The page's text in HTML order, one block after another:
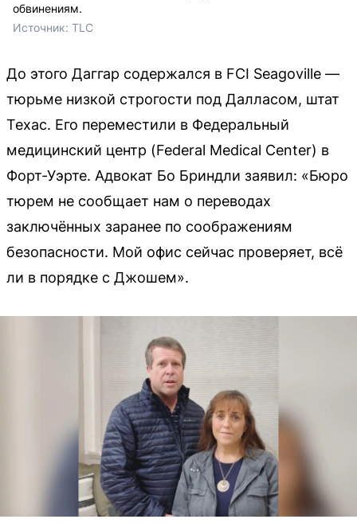
обвинениям.
Источник: TLC
До этого Даггар содержался в FCI Seagoville —
тюрьме низкой строгости под Далласом, штат
Техас. Его переместили в Федеральный
медицинский центр (Federal Medical Center) в
Форт-Уэрте. Адвокат Бо Бриндли заявил: «Бюро
тюрем не сообщает нам о переводах
заключённых заранее по соображениям
безопасности. Мой офис сейчас проверяет, всё
ли в порядке с Джошем».